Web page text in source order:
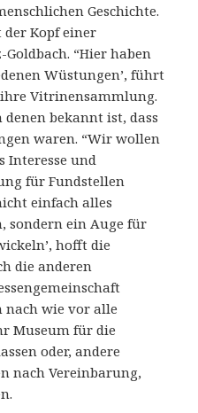
Geschichte.
der Kopf einer
“Hier haben
Wüstungen’, führt
ihre Vitrinensammlung.
bekannt ist, dass
waren. “Wir wollen
Interesse und
für Fundstellen
einfach alles
sondern ein Auge für
hofft die
die anderen
nach wie vor alle
Museum für die
oder, andere
nach Vereinbarung,